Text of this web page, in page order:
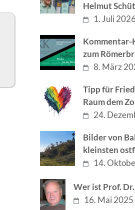
Helmut
1. Juli 2026
zum
8. März
Tipp für
Raum dem
24.
Bilder von
kleinsten
14.
Wer ist Prof.
16. Mai 2025